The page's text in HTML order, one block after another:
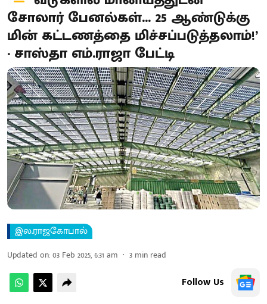
சோலார் பேனல்கள்... 25 ஆண்டுக்கு
மின் கட்டணத்தை மிச்சப்படுத்தலாம்!’
- சாஸ்தா எம்.ராஜா பேட்டி
இல.ராஜகோபால்
Updated on:03 Feb 2025, 6:31 am 3 min read
Follow Us